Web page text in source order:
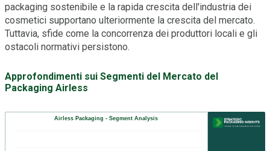
packaging sostenibile e la rapida crescita dell'industria dei
cosmetici supportano ulteriormente la crescita del mercato.
Tuttavia, sfide come la concorrenza dei produttori locali e gli
ostacoli normativi persistono.
Approfondimenti sui Segmenti del Mercato del
Packaging Airless